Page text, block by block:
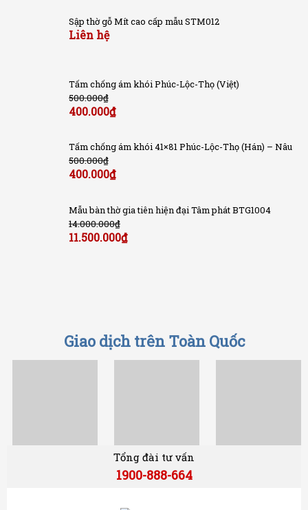
Sập thờ gỗ Mít cao cấp mẫu STM012
Liên hệ
Tấm chống ám khói Phúc-Lộc-Thọ (Việt)
500.000₫
400.000₫
Tấm chống ám khói 41×81 Phúc-Lộc-Thọ (Hán) – Nâu
500.000₫
400.000₫
Mẫu bàn thờ gia tiên hiện đại Tâm phát BTG1004
14.000.000₫
11.500.000₫
Giao dịch trên Toàn Quốc
Tổng đài tư vấn
1900-888-664